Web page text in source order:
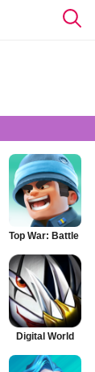
Top War: Battle
Digital World